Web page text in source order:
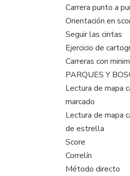
Carrera punto a
Orientación en
Seguir las cintas
Ejercicio de
Carreras con
PARQUES Y
Lectura de mapa
marcado
Lectura de mapa
de estrella
Score
Correlín
Método directo